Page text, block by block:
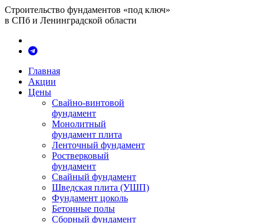
Строительство фундаментов «под ключ»
в СПб и Ленинградской области
Главная
Акции
Цены
Свайно-винтовой
фундамент
Монолитный
фундамент плита
Ленточный фундамент
Ростверковый
фундамент
Свайный фундамент
Шведская плита (УШП)
Фундамент цоколь
Бетонные полы
Сборный фундамент